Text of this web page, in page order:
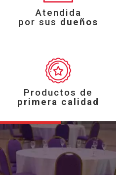
Atendida
por sus dueños
Productos de
primera calidad